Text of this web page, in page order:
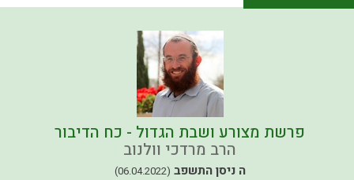
פרשת מצורע ושבת הגדול - כח הדיבור
הרב מרדכי וולנוב
ה ניסן התשפב (06.04.2022)